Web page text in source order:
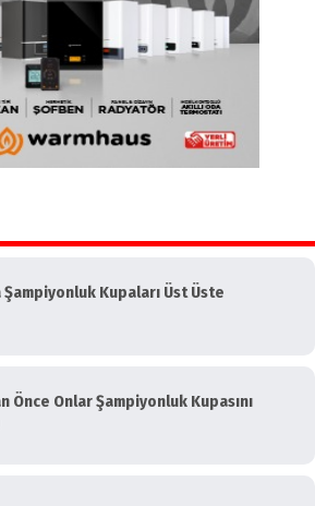
Kupaları Üst Üste
Önce Onlar Şampiyonluk Kupasını